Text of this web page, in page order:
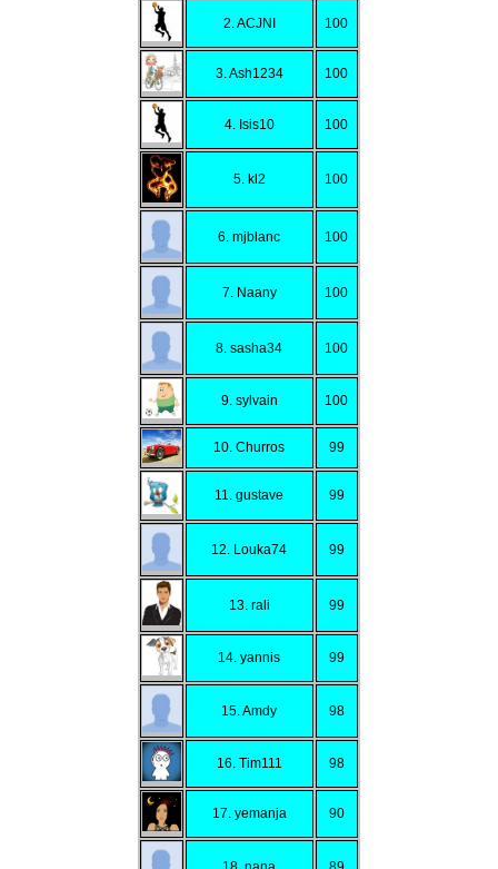
2. ACJNI 100
3. Ash1234 100
4. Isis10 100
5. kl2 100
6. mjblanc 100
7. Naany 100
8. sasha34 100
9. sylvain 100
10. Churros 99
11. gustave 99
12. Louka74 99
13. rali 99
14. yannis 99
15. Amdy 98
16. Tim111 98
17. yemanja 90